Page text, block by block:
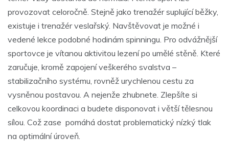
provozovat celoročně. Stejně jako trenažér suplující běžky,
existuje i trenažér veslařský. Navštěvovat je možné i
vedené lekce podobné hodinám spinningu. Pro odvážnější
sportovce je vítanou aktivitou lezení po umělé stěně. Které
zaručuje, kromě zapojení veškerého svalstva –
stabilizačního systému, rovněž urychlenou cestu za
vysněnou postavou. A nejenže zhubnete. Zlepšíte si
celkovou koordinaci a budete disponovat i větší tělesnou
sílou. Což zase pomáhá dostat problematický nízký tlak
na optimální úroveň.